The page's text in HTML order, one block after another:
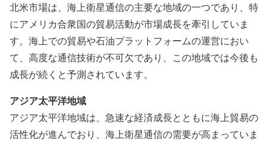
北米市場は、海上衛星通信の主要な地域の一つであり、特
にアメリカ合衆国の貿易活動が市場成長を牽引していま
す。海上での貿易や石油プラットフォームの運営におい
て、高度な通信技術が不可欠であり、この地域では今後も
成長が続くと予測されています。
アジア太平洋地域
アジア太平洋地域は、急速な経済成長とともに海上貿易の
活性化が進んでおり、海上衛星通信の需要が高まっていま